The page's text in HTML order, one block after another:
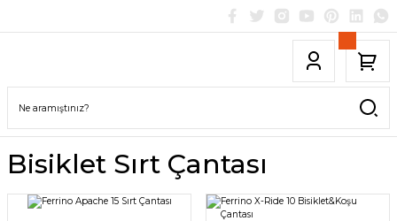
Bisiklet Sırt Çantası